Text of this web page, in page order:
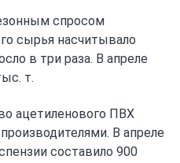
спросом
сырья насчитывало
в три раза. В апреле
т.
ацетиленового ПВХ
В апреле
составило 900